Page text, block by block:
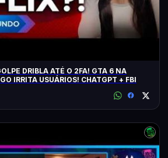
DRIBLA ATÉ O 2FA! GTA 6 NA
IRRITA USUÁRIOS! CHATGPT + FBI